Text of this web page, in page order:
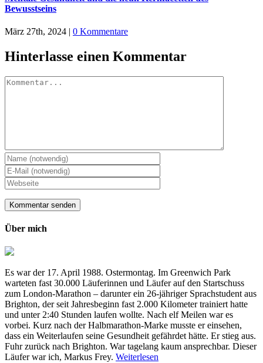
Bewusstseins
März 27th, 2024 | 0 Kommentare
Hinterlasse einen Kommentar
Kommentar
Über mich
Es war der 17. April 1988. Ostermontag. Im Greenwich Park
warteten fast 30.000 Läuferinnen und Läufer auf den Startschuss
zum London-Marathon – darunter ein 26-jähriger Sprachstudent aus
Brighton, der seit Jahresbeginn fast 2.000 Kilometer trainiert hatte
und unter 2:40 Stunden laufen wollte. Nach elf Meilen war es
vorbei. Kurz nach der Halbmarathon-Marke musste er einsehen,
dass ein Weiterlaufen seine Gesundheit gefährdet hätte. Er stieg aus.
Fuhr zurück nach Brighton. War tagelang kaum ansprechbar. Dieser
Läufer war ich, Markus Frey. Weiterlesen